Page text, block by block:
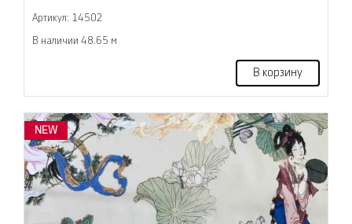
Артикул: 14502
В наличии 48.65 м
В корзину
NEW